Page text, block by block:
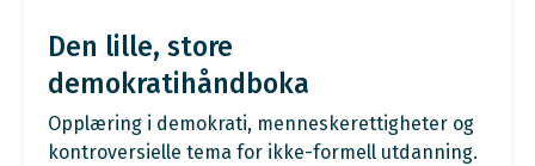
Den lille, store
demokratihåndboka
Opplæring i demokrati, menneskerettigheter og
kontroversielle tema for ikke-formell utdanning.